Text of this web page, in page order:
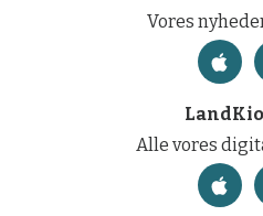
Vores
Alle vores